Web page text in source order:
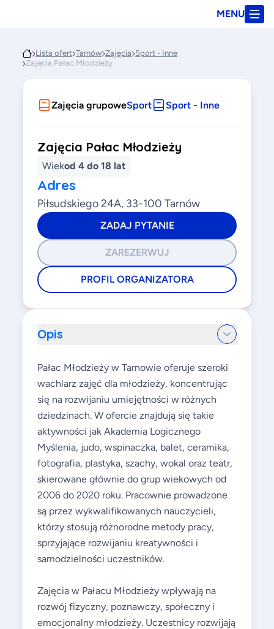
MENU
Lista ofert Tarnów Zajęcia Sport - Inne
Zajęcia Pałac Młodzieży
Zajęcia grupoweSport Sport - Inne
Zajęcia Pałac Młodzieży
Wiekod 4 do 18 lat
Adres
Piłsudskiego 24A, 33-100 Tarnów
ZADAJ PYTANIE
ZAREZERWUJ
PROFIL ORGANIZATORA
Opis
Pałac Młodzieży w Tarnowie oferuje szeroki
wachlarz zajęć dla młodzieży, koncentrując
się na rozwijaniu umiejętności w różnych
dziedzinach. W ofercie znajdują się takie
aktywności jak Akademia Logicznego
Myślenia, judo, wspinaczka, balet, ceramika,
fotografia, plastyka, szachy, wokal oraz teatr,
skierowane głównie do grup wiekowych od
2006 do 2020 roku. Pracownie prowadzone
są przez wykwalifikowanych nauczycieli,
którzy stosują różnorodne metody pracy,
sprzyjające rozwijaniu kreatywności i
samodzielności uczestników.
Zajęcia w Pałacu Młodzieży wpływają na
rozwój fizyczny, poznawczy, społeczny i
emocjonalny młodzieży. Uczestnicy rozwijają